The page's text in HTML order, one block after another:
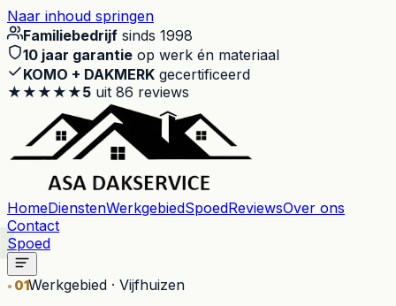
Naar inhoud springen
Familiebedrijf sinds 1998
10 jaar garantie op werk én materiaal
KOMO + DAKMERK gecertificeerd
★★★★★5 uit 86 reviews
HomeDienstenWerkgebiedSpoedReviewsOver ons
Contact
Spoed
01Werkgebied · Vijfhuizen